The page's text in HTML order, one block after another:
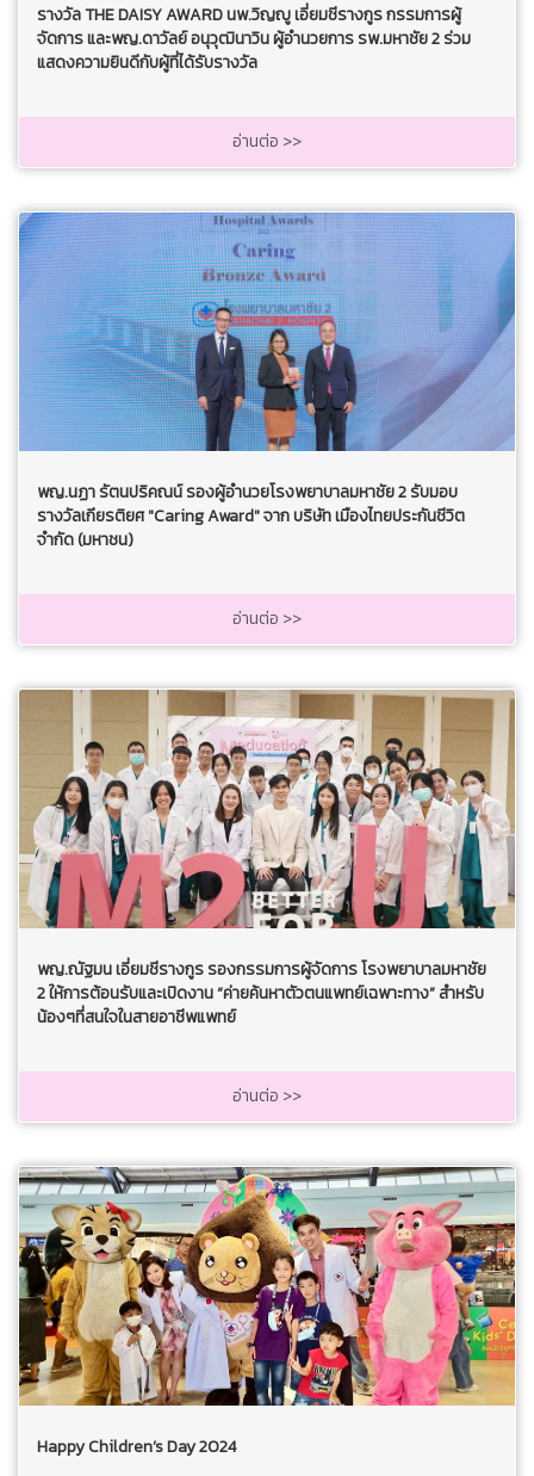
รางวัล THE DAISY AWARD นพ.วิญญู เอี่ยมชีรางกูร กรรมการผู้
จัดการ และพญ.ดาวัลย์ อนุวุฒินาวิน ผู้อำนวยการ รพ.มหาชัย 2 ร่วม
แสดงความยินดีกับผู้ที่ได้รับรางวัล
อ่านต่อ >>
พญ.นฏา รัตนปริคณน์ รองผู้อำนวยโรงพยาบาลมหาชัย 2 รับมอบ
รางวัลเกียรติยศ "Caring Award" จาก บริษัท เมืองไทยประกันชีวิต
จำกัด (มหาชน)
อ่านต่อ >>
พญ.ณัฐมน เอี่ยมชีรางกูร รองกรรมการผู้จัดการ โรงพยาบาลมหาชัย
2 ให้การต้อนรับและเปิดงาน “ค่ายค้นหาตัวตนแพทย์เฉพาะทาง” สำหรับ
น้องๆที่สนใจในสายอาชีพแพทย์
อ่านต่อ >>
Happy Children’s Day 2024